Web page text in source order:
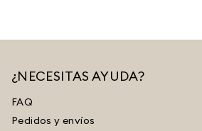
¿NECESITAS AYUDA?
FAQ
Pedidos y envíos